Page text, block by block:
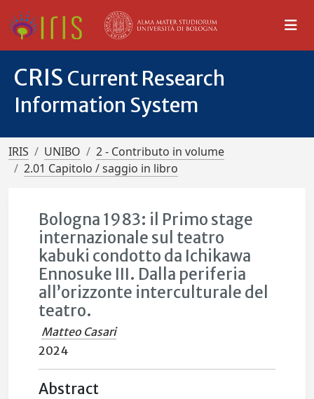
CRIS Current Research
Information System
IRIS UNIBO
2 - Contributo in volume
2.01 Capitolo / saggio in libro
Bologna 1983: il Primo stage
internazionale sul teatro
kabuki condotto da Ichikawa
Ennosuke III. Dalla periferia
all’orizzonte interculturale del
teatro.
Matteo Casari
2024
Abstract